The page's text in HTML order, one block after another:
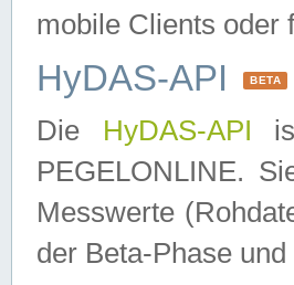
mobile Clients oder
HyDAS-API BETA
Die HyDAS-API
PEGELONLINE.
Messwerte
der Beta-Phase